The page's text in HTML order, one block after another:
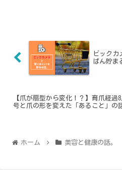
ビックカ
ばん貯ま
【爪が扇型から変化！？】育爪経過8
号と爪の形を変えた「あること」の
ホーム 美容と健康の話。